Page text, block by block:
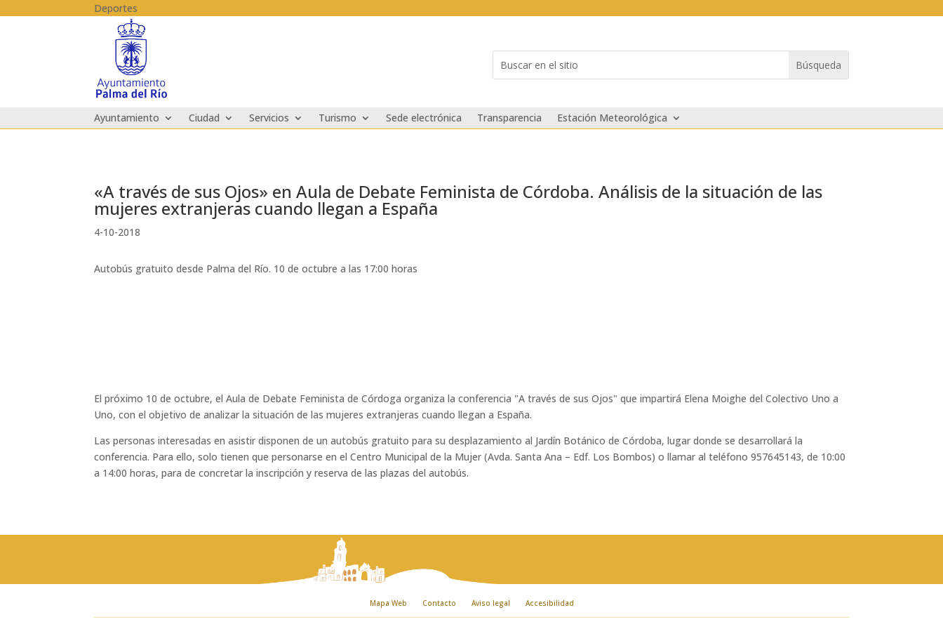
Deportes
for...
Ayuntamiento Ciudad Servicios Turismo Sede electrónica Transparencia Estación Meteorológica
«A través de sus Ojos» en Aula de Debate Feminista de Córdoba. Análisis de la situación de las
mujeres extranjeras cuando llegan a España
4-10-2018
Autobús gratuito desde Palma del Río. 10 de octubre a las 17:00 horas
El próximo 10 de octubre, el Aula de Debate Feminista de Córdoga organiza la conferencia "A través de sus Ojos" que impartirá Elena Moighe del Colectivo Uno a
Uno, con el objetivo de analizar la situación de las mujeres extranjeras cuando llegan a España.
Las personas interesadas en asistir disponen de un autobús gratuito para su desplazamiento al Jardín Botánico de Córdoba, lugar donde se desarrollará la
conferencia. Para ello, solo tienen que personarse en el Centro Municipal de la Mujer (Avda. Santa Ana – Edf. Los Bombos) o llamar al teléfono 957645143, de 10:00
a 14:00 horas, para de concretar la inscripción y reserva de las plazas del autobús.
Mapa Web Contacto Aviso legal Accesibilidad